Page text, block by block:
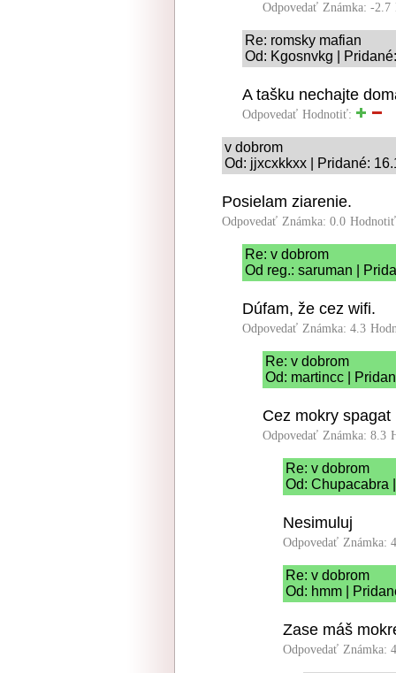
Odpovedať Známka: -2.7
Re: romsky mafian
Od: Kgosnvkg |
A tašku nechajte
Odpovedať Hodnotiť:
v dobrom
Od: jjxcxkkxx | Pridané:
Posielam ziarenie.
Odpovedať Známka: 0.0
Re: v dobrom
Od reg.: saruman |
Dúfam, že cez wifi.
Odpovedať Známka: 4.3
Re: v dobrom
Od: martincc |
Cez mokry spagat
Odpovedať Známka: 8.3
Re: v dobrom
Od: Chupacabra
Nesimuluj
Odpovedať Známka:
Re: v dobrom
Od: hmm |
Zase máš
Odpovedať Známka: